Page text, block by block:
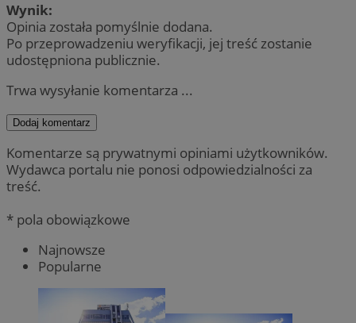
Wynik:
Opinia została pomyślnie dodana.
Po przeprowadzeniu weryfikacji, jej treść zostanie
udostępniona publicznie.
Trwa wysyłanie komentarza ...
Dodaj komentarz
Komentarze są prywatnymi opiniami użytkowników.
Wydawca portalu nie ponosi odpowiedzialności za
treść.
* pola obowiązkowe
Najnowsze
Popularne